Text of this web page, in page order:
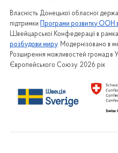
Власність Донецької обласної
підтримки
Програми розвитку ООН в
Швейцарської Конфедерації в
розбудови миру. Модернізовано в
Розширення можливостей громад в
Європейського Союзу. 2026 рік